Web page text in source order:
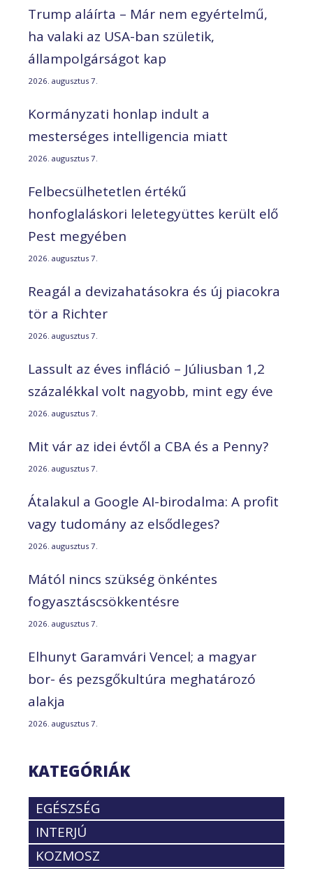
Trump aláírta – Már nem egyértelmű,
ha valaki az USA-ban születik,
állampolgárságot kap
2026. augusztus 7.
Kormányzati honlap indult a
mesterséges intelligencia miatt
2026. augusztus 7.
Felbecsülhetetlen értékű
honfoglaláskori leletegyüttes került elő
Pest megyében
2026. augusztus 7.
Reagál a devizahatásokra és új piacokra
tör a Richter
2026. augusztus 7.
Lassult az éves infláció – Júliusban 1,2
százalékkal volt nagyobb, mint egy éve
2026. augusztus 7.
Mit vár az idei évtől a CBA és a Penny?
2026. augusztus 7.
Átalakul a Google AI-birodalma: A profit
vagy tudomány az elsődleges?
2026. augusztus 7.
Mától nincs szükség önkéntes
fogyasztáscsökkentésre
2026. augusztus 7.
Elhunyt Garamvári Vencel; a magyar
bor- és pezsgőkultúra meghatározó
alakja
2026. augusztus 7.
KATEGÓRIÁK
EGÉSZSÉG
INTERJÚ
KOZMOSZ